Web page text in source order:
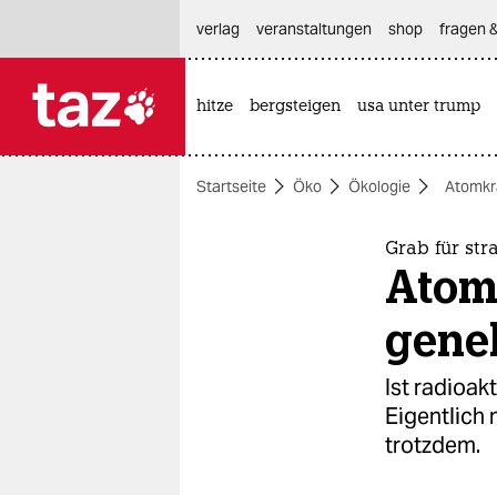
themen
verlag
veranstaltungen shop fragen
hitze bergsteigen usa unter trump
Startseite Öko Ökologie
Grab für
Ist
Eigentlich
trotzdem.